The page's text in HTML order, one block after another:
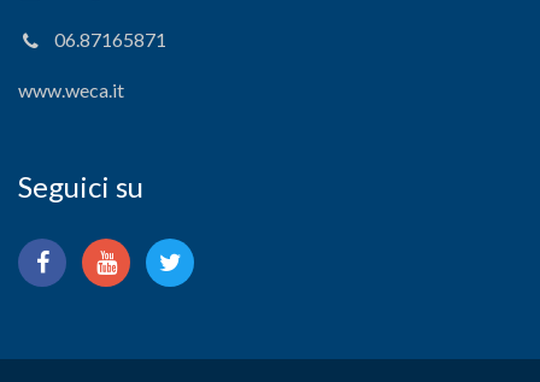
06.87165871
www.weca.it
Seguici su